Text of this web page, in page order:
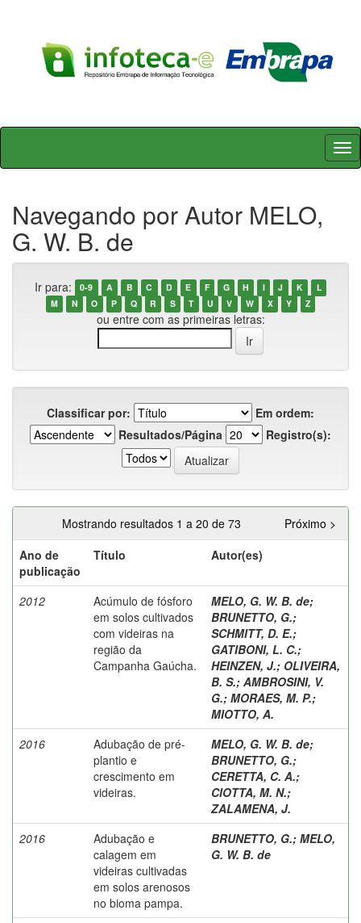
Skip
Navegando por Autor MELO,
G. W. B. de
Ir para: 0-9 A B C D E F G H I J K
L
M
N O P Q R S T U V W X Y Z
ou entre com as primeiras letras:
Classificar por:
Em ordem:
Resultados/Página
Registro(s):
Mostrando resultados 1 a 20 de 73
Próximo >
Ano de
publicação
Título Autor(es)
2012
Acúmulo de fósforo
em solos cultivados
com videiras na
região da
Campanha Gaúcha.
MELO, G. W. B. de;
BRUNETTO, G.;
SCHMITT, D. E.;
GATIBONI, L. C.;
HEINZEN, J.; OLIVEIRA,
B. S.; AMBROSINI, V.
G.; MORAES, M. P.;
MIOTTO, A.
2016
Adubação de pré-
plantio e
crescimento em
videiras.
MELO, G. W. B. de;
BRUNETTO, G.;
CERETTA, C. A.;
CIOTTA, M. N.;
ZALAMENA, J.
2016
Adubação e
calagem em
videiras cultivadas
em solos arenosos
no bioma pampa.
BRUNETTO, G.; MELO,
G. W. B. de